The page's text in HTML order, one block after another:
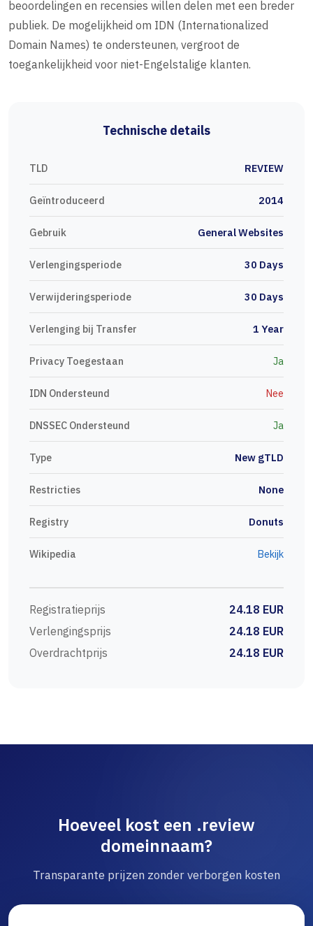
beoordelingen en recensies willen delen met een breder
publiek. De mogelijkheid om IDN (Internationalized
Domain Names) te ondersteunen, vergroot de
toegankelijkheid voor niet-Engelstalige klanten.
Technische details
TLD REVIEW
Geïntroduceerd 2014
Gebruik General Websites
Verlengingsperiode 30 Days
Verwijderingsperiode 30 Days
Verlenging bij Transfer 1 Year
Privacy Toegestaan Ja
IDN Ondersteund Nee
DNSSEC Ondersteund Ja
Type New gTLD
Restricties None
Registry Donuts
Wikipedia Bekijk
Registratieprijs
24.18 EUR
Verlengingsprijs
24.18 EUR
Overdrachtprijs
24.18 EUR
Hoeveel kost een .review
domeinnaam?
Transparante prijzen zonder verborgen kosten